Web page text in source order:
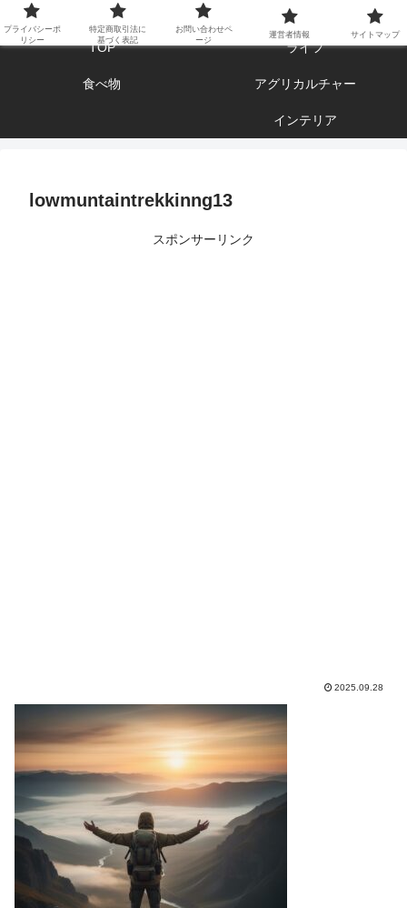
エンジョイ ブログライフ
TOP ライフ
食べ物 アグリカルチャー
インテリア
lowmuntaintrekkinng13
スポンサーリンク
2025.09.28
プライバシーポ
リシー
特定商取引法に
基づく表記
お問い合わせペ
ージ
運営者情報 サイトマップ